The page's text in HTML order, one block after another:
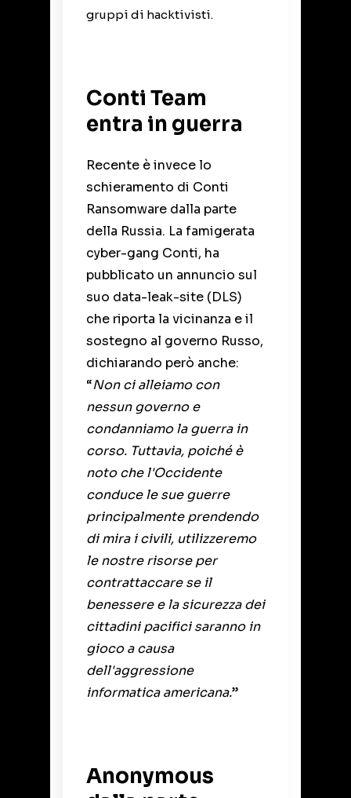
gruppi di hacktivisti.
Conti Team
entra in guerra
Recente è invece lo
schieramento di Conti
Ransomware dalla parte
della Russia. La famigerata
cyber-gang Conti, ha
pubblicato un annuncio sul
suo data-leak-site (DLS)
che riporta la vicinanza e il
sostegno al governo Russo,
dichiarando però anche:
“Non ci alleiamo con
nessun governo e
condanniamo la guerra in
corso. Tuttavia, poiché è
noto che l'Occidente
conduce le sue guerre
principalmente prendendo
di mira i civili, utilizzeremo
le nostre risorse per
contrattaccare se il
benessere e la sicurezza dei
cittadini pacifici saranno in
gioco a causa
dell'aggressione
informatica americana.”
Anonymous